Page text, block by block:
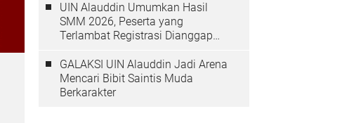
UIN Alauddin Umumkan Hasil
SMM 2026, Peserta yang
Terlambat Registrasi Dianggap
GALAKSI UIN Alauddin Jadi Arena
Mencari Bibit Saintis Muda
Berkarakter